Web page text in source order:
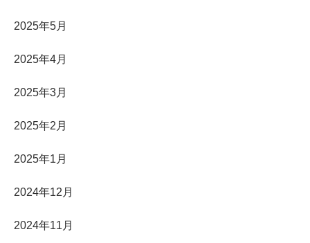
2025年5月
2025年4月
2025年3月
2025年2月
2025年1月
2024年12月
2024年11月